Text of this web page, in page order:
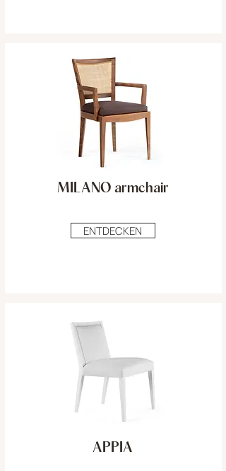
ENTDECKEN
MILANO armchair
APPIA